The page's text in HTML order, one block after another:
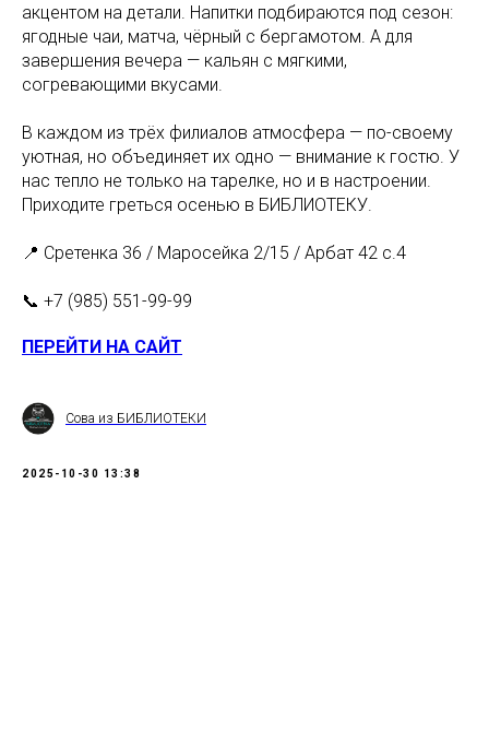
акцентом на детали. Напитки подбираются под сезон:
ягодные чаи, матча, чёрный с бергамотом. А для
завершения вечера — кальян с мягкими,
согревающими вкусами.
В каждом из трёх филиалов атмосфера — по-своему
уютная, но объединяет их одно — внимание к гостю. У
нас тепло не только на тарелке, но и в настроении.
Приходите греться осенью в БИБЛИОТЕКУ.
📍 Сретенка 36 / Маросейка 2/15 / Арбат 42 с.4
📞 +7 (985) 551-99-99
ПЕРЕЙТИ НА САЙТ
Сова из БИБЛИОТЕКИ
2025-10-30 13:38